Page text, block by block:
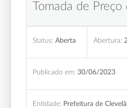
Tomada de
Status: Aberta Abertura:
Publicado em: 30/06/2023
Entidade: Prefeitura de